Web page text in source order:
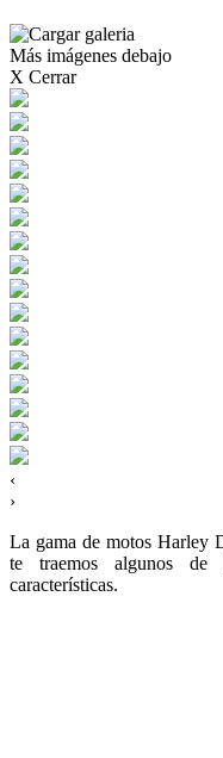
Más imágenes debajo
X Cerrar
‹
›
La gama de motos Harley
te traemos algunos
características.